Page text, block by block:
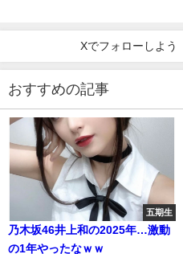
Xでフォローしよう
おすすめの記事
五期生
乃木坂46井上和の2025年…激動
の1年やったなｗｗ